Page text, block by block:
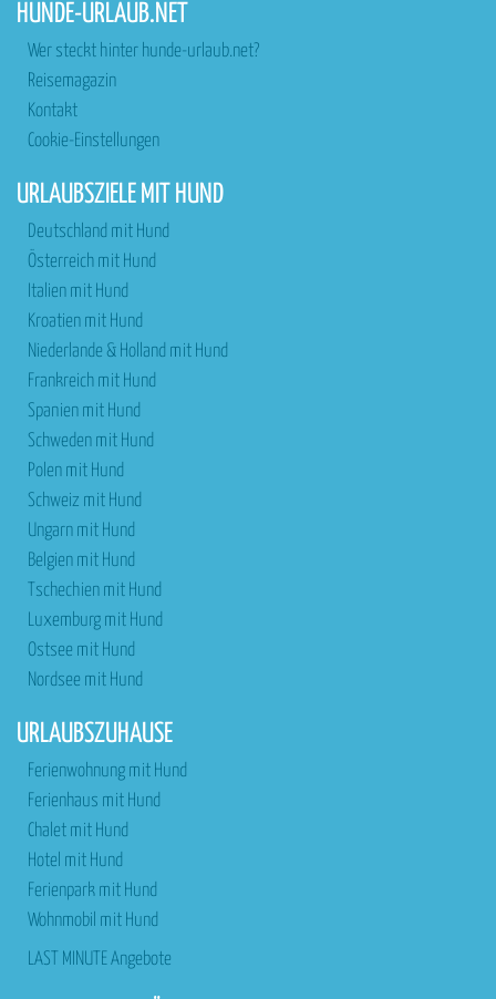
HUNDE-URLAUB.NET
Wer steckt hinter hunde-urlaub.net?
Reisemagazin
Kontakt
Cookie-Einstellungen
URLAUBSZIELE MIT HUND
Deutschland mit Hund
Österreich mit Hund
Italien mit Hund
Kroatien mit Hund
Niederlande & Holland mit Hund
Frankreich mit Hund
Spanien mit Hund
Schweden mit Hund
Polen mit Hund
Schweiz mit Hund
Ungarn mit Hund
Belgien mit Hund
Tschechien mit Hund
Luxemburg mit Hund
Ostsee mit Hund
Nordsee mit Hund
URLAUBSZUHAUSE
Ferienwohnung mit Hund
Ferienhaus mit Hund
Chalet mit Hund
Hotel mit Hund
Ferienpark mit Hund
Wohnmobil mit Hund
LAST MINUTE Angebote